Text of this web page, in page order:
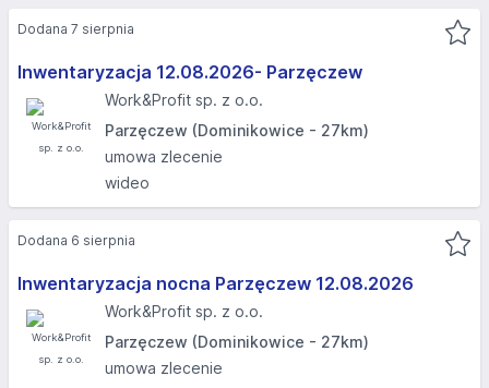
Inwentaryzacja 12.08.2026- Parzęczew
Work&Profit sp. z o.o.
Parzęczew (Dominikowice - 27km)
umowa zlecenie
wideo
Dodana 7 sierpnia
Inwentaryzacja nocna Parzęczew 12.08.2026​
Work&Profit sp. z o.o.
Parzęczew (Dominikowice - 27km)
umowa zlecenie
Dodana 6 sierpnia